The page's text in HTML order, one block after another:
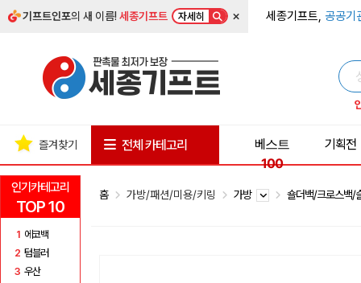
기프트인포의 새 이름!세종기프트 자세히 × 세종기프트, 공공기
인기카테고리
TOP 10
1 에코백
2 텀블러
3 우산
즐겨찾기 전체 카테고리
베스트
100
기획전
홈 가방/패션/미용/키링 가방 숄더백/크로스백/